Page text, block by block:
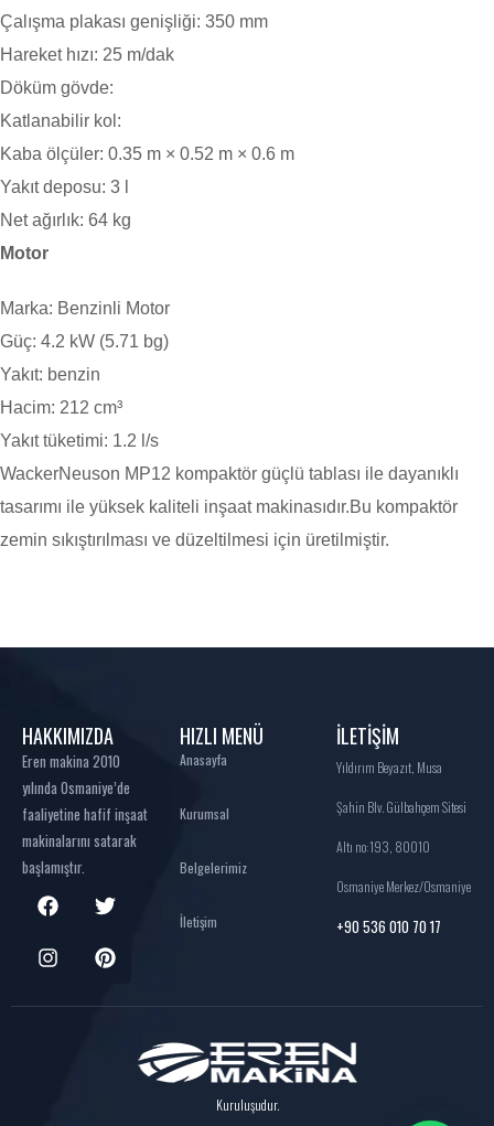
Çalışma plakası genişliği: 350 mm
Hareket hızı: 25 m/dak
Döküm gövde:
Katlanabilir kol:
Kaba ölçüler: 0.35 m × 0.52 m × 0.6 m
Yakıt deposu: 3 l
Net ağırlık: 64 kg
Motor
Marka: Benzinli Motor
Güç: 4.2 kW (5.71 bg)
Yakıt: benzin
Hacim: 212 cm³
Yakıt tüketimi: 1.2 l/s
WackerNeuson MP12 kompaktör güçlü tablası ile dayanıklı
tasarımı ile yüksek kaliteli inşaat makinasıdır.Bu kompaktör
zemin sıkıştırılması ve düzeltilmesi için üretilmiştir.
HAKKIMIZDA
Eren makina 2010
yılında Osmaniye’de
faaliyetine hafif inşaat
makinalarını satarak
başlamıştır.
HIZLI MENÜ
Anasayfa
Kurumsal
Belgelerimiz
İletişim
İLETİŞİM
Yıldırım Beyazıt, Musa
Şahin Blv. Gülbahçem Sitesi
Altı no:193, 80010
Osmaniye Merkez/Osmaniye
+90 536 010 70 17
Kuruluşudur.